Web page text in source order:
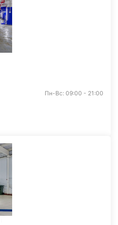
Пн-Вс: 09:00 - 21:00